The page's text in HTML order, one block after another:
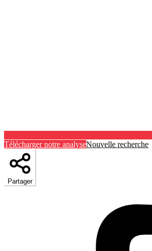
Télécharger notre analyseNouvelle recherche
Partager